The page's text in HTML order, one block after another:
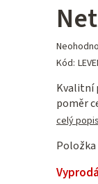
je
0,0
z 5
Kód:
Kvalitní
poměr
celý popis